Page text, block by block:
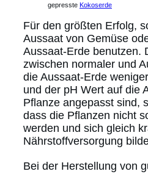
gepresste Kokoserde
Für den größten Erfolg,
Aussaat von Gemüse
Aussaat-Erde benutzen.
zwischen normaler und
die Aussaat-Erde
und der pH Wert auf die
Pflanze angepasst sind,
dass die Pflanzen nicht
werden und sich gleich
Nährstoffversorgung
Bei der Herstellung von